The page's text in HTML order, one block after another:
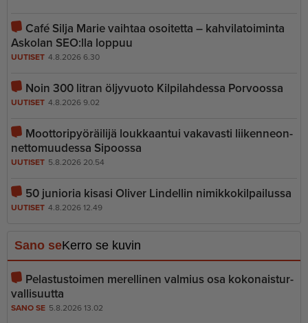
Café Silja Marie vaihtaa osoitetta – kahvilatoiminta
Askolan SEO:lla loppuu
UUTISET 4.8.2026 6.30
Noin 300 litran öljyvuoto Kilpilahdessa Porvoossa
UUTISET 4.8.2026 9.02
Moottoripyöräilijä loukkaantui vakavasti liiken­ne­on­
net­to­muudessa Sipoossa
UUTISET 5.8.2026 20.54
50 junioria kisasi Oliver Lindellin nimikkokilpailussa
UUTISET 4.8.2026 12.49
Sano seKerro se kuvin
Pelastustoimen merellinen valmius osa kokonais­tur­
val­li­suutta
SANO SE 5.8.2026 13.02